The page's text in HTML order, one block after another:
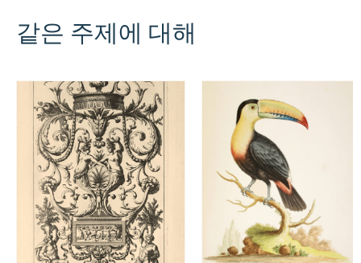
같은 주제에 대해